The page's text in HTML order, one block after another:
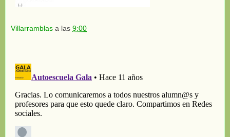
Villarramblas a las 9:00